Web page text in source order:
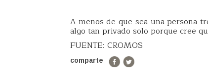
A menos de que sea una persona
algo tan privado solo porque cree
FUENTE: CROMOS
comparte